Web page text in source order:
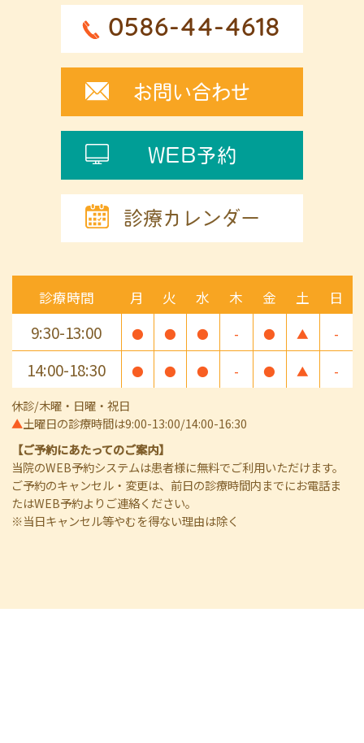
0586-44-4618
お問い合わせ
WEB予約
診療カレンダー
診療時間 月 火 水 木 金 土 日
9:30-13:00 ● ● ● - ● ▲ -
14:00-18:30 ● ● ● - ● ▲ -
休診/木曜・日曜・祝日
▲土曜日の診療時間は9:00-13:00/14:00-16:30
【ご予約にあたってのご案内】
当院のWEB予約システムは患者様に無料でご利用いただけます。
ご予約のキャンセル・変更は、前日の診療時間内までにお電話ま
たはWEB予約よりご連絡ください。
※当日キャンセル等やむを得ない理由は除く